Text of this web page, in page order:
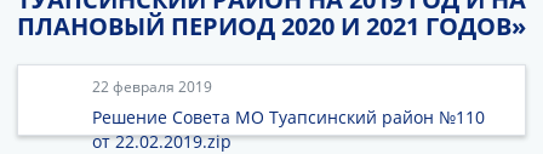
ПЛАНОВЫЙ ПЕРИОД 2020 И 2021 ГОДОВ»
22 февраля 2019
Решение Совета МО Туапсинский район №110
от 22.02.2019.zip